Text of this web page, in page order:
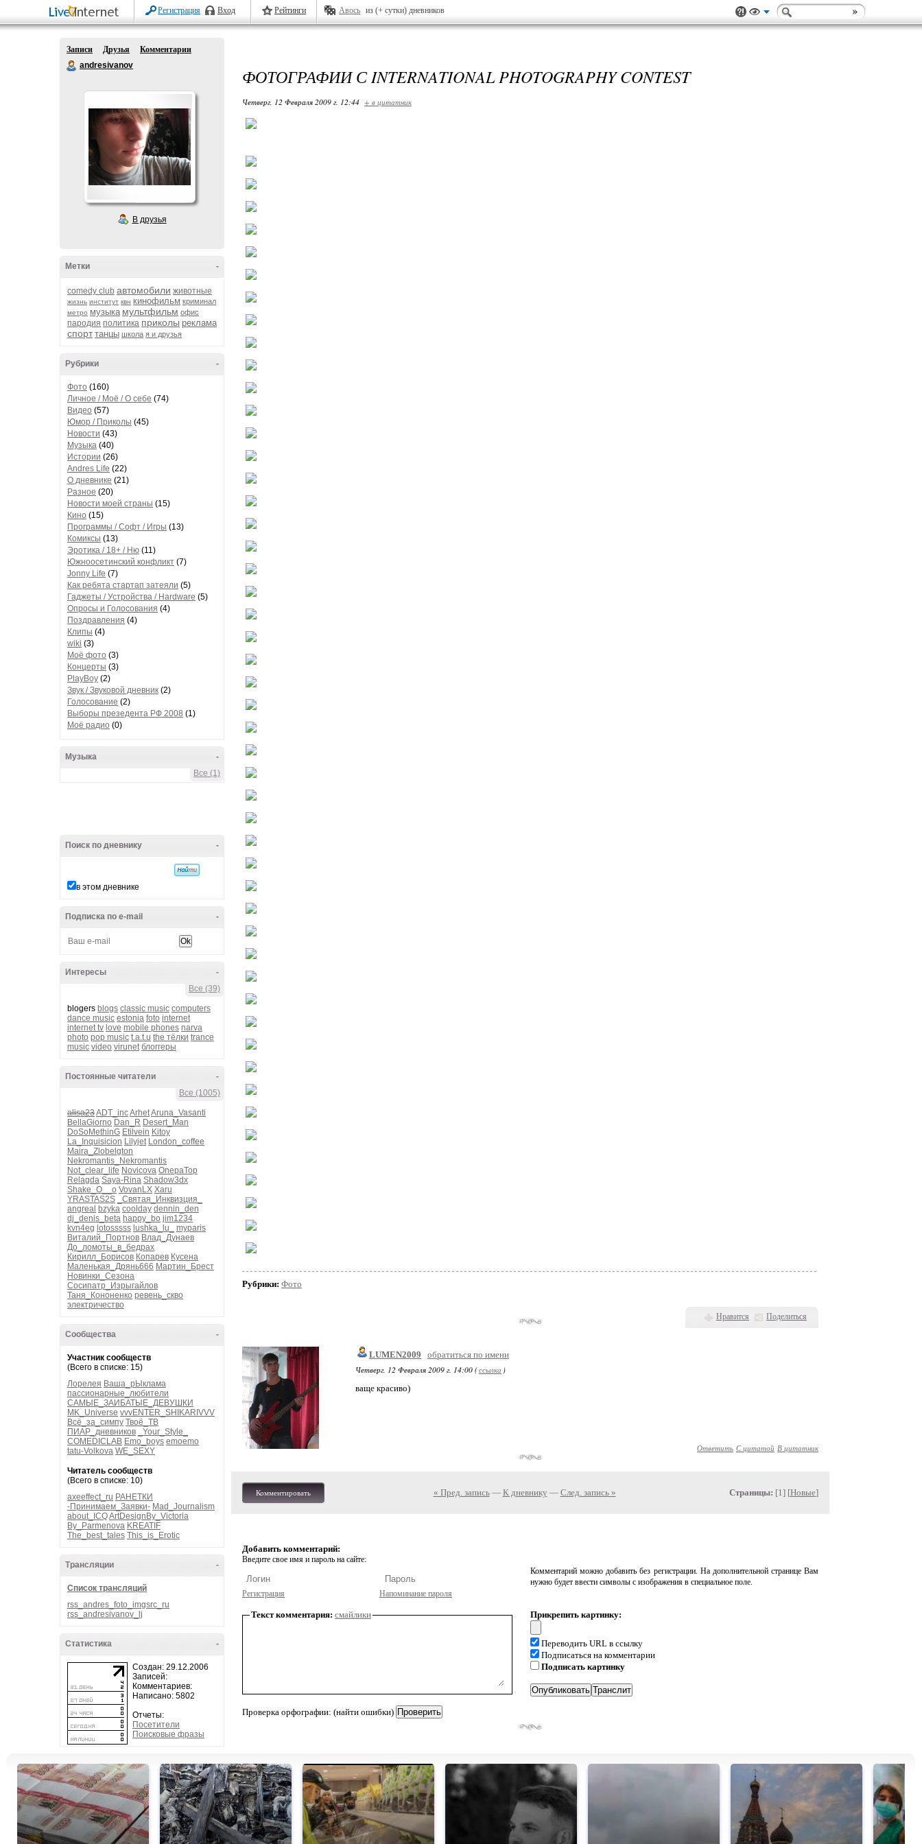
Регистрация Вход Рейтинги Авось из (+ сутки) дневников
Записи Друзья
Комментарии
andresivanov
В друзья
-
Метки
comedy club автомобили животные
жизнь институт квн кинофильм криминал
метро музыка мультфильм офис
пародия политика приколы реклама
спорт танцы школа я и друзья
-
Рубрики
Фото (160)
Личное / Моё / О себе (74)
Видео (57)
Юмор / Приколы (45)
Новости (43)
Музыка (40)
Истории (26)
Andres Life (22)
О дневнике (21)
Разное (20)
Новости моей страны (15)
Кино (15)
Программы / Софт / Игры (13)
Комиксы (13)
Эротика / 18+ / Ню (11)
Южноосетинский конфликт (7)
Jonny Life (7)
Как ребята стартап затеяли (5)
Гаджеты / Устройства / Hardware (5)
Опросы и Голосования (4)
Поздравления (4)
Клипы (4)
wiki (3)
Моё фото (3)
Концерты (3)
PlayBoy (2)
Звук / Звуковой дневник (2)
Голосование (2)
Выборы презедента РФ 2008 (1)
Моё радио (0)
-
Музыка
Все (1)
-
Поиск по дневнику
в этом дневнике
-
Подписка по e-mail
-
Интересы
Все (39)
blogers blogs classic music computers
dance music estonia foto internet
internet tv love mobile phones narva
photo pop music t.a.t.u the тёлки trance
music video virunet блоггеры
-
Постоянные читатели
Все (1005)
alisa23ADT_incArhetAruna_Vasanti
BellaGiorno Dan_R Desert_Man
DoSoMethinG Etilvein Kitoy
La_Inquisicion Lilyjet London_coffee
Maira_Zlobelgton
Nekromantis_Nekromantis
Not_clear_life Novicova OnepaTop
Relagda Saya-Rina Shadow3dx
Shake_O__o VovanLX Xaru
YRASTAS2S
_Святая_Инквизция_
angreal bzyka coolday dennin_den
dj_denis_beta happy_bo jim1234
kvn4eg lotosssss lushka_lu_
myparis
Виталий_Портнов Влад_Дунаев
До_ломоты_в_бедрах
Кирилл_Борисов Копарев Кусена
Маленькая_Дрянь666 Мартин_Брест
Новинки_Сезона
Сосипатр_Изрыгайлов
Таня_Кононенко ревень_скво
электричество
-
Сообщества
Участник сообществ
(Всего в списке: 15)
Лорелея Ваша_рЫклама
пассионарные_любители
САМЫЕ_ЗАИБАТЫЕ_ДЕВУШКИ
MK_Universe vvvENTER_SHIKARIVVV
Всё_за_симпу Твоё_ТВ
ПИАР_дневников
_Your_Style_
COMEDICLAB Emo_boys emoemo
tatu-Volkova WE_SEXY
Читатель сообществ
(Всего в списке: 10)
axeeffect_ru РАНЕТКИ
-Принимаем_Заявки- Mad_Journalism
about_ICQArtDesignBy_Victoria
By_Parmenova KREATIF
The_best_tales This_is_Erotic
-
Трансляции
Список трансляций
rss_andres_foto_imgsrc_ru
rss_andresivanov_lj
-
Статистика
Создан: 29.12.2006
Записей:
Комментариев:
Написано: 5802
Отчеты:
Посетители
Поисковые фразы
ФОТОГРАФИИ С INTERNATIONAL PHOTOGRAPHY CONTEST
Четверг, 12 Февраля 2009 г. 12:44 + в цитатник
Рубрики: Фото
Нравится Поделиться
LUMEN2009
обратиться по имени
Четверг, 12 Февраля 2009 г. 14:00 (ссылка )
ваще красиво)
Ответить С цитатой В цитатник
Комментировать « Пред. запись— К дневнику — След. запись » Страницы: [1] [Новые]
Добавить комментарий:
Введите свое имя и пароль на сайте:
Регистрация Напоминание пароля
Комментарий можно добавить без регистрации. На дополнительной странице Вам
нужно будет ввести символы с изображения в специальное поле.
Текст комментария: смайлики
Проверка орфографии: (найти ошибки)
Прикрепить картинку:
Переводить URL в ссылку
Подписаться на комментарии
Подписать картинку